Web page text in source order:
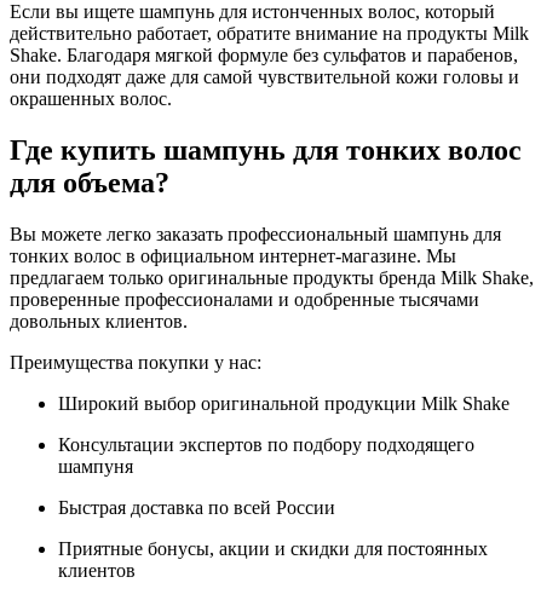
Если вы ищете шампунь для истонченных волос, который
действительно работает, обратите внимание на продукты Milk
Shake. Благодаря мягкой формуле без сульфатов и парабенов,
они подходят даже для самой чувствительной кожи головы и
окрашенных волос.
Где купить шампунь для тонких волос
для объема?
Вы можете легко заказать профессиональный шампунь для
тонких волос в официальном интернет-магазине. Мы
предлагаем только оригинальные продукты бренда Milk Shake,
проверенные профессионалами и одобренные тысячами
довольных клиентов.
Преимущества покупки у нас:
Широкий выбор оригинальной продукции Milk Shake
Консультации экспертов по подбору подходящего
шампуня
Быстрая доставка по всей России
Приятные бонусы, акции и скидки для постоянных
клиентов